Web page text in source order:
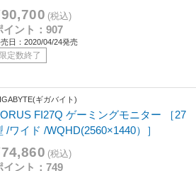
(税込)
イント：907
日：2020/04/24発売
限定数終了
ギガバイト)
FI27Q ゲーミングモニター ［27
/ワイド /WQHD(2560×1440）］
(税込)
イント：749